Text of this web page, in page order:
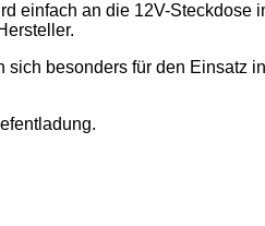
einfach an die 12V-
besonders für den Einsatz